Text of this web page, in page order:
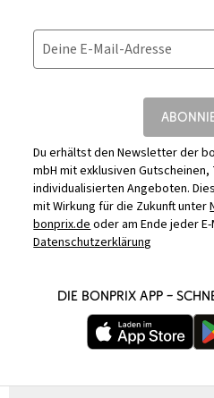
Deine E-Mail-Adresse
Du erhältst den Newsletter der
mbH mit exklusiven Gutscheinen,
individualisierten Angeboten.
mit Wirkung für die Zukunft unter
bonprix.deoder am Ende jeder
Datenschutzerklärung
DIE BONPRIX APP –